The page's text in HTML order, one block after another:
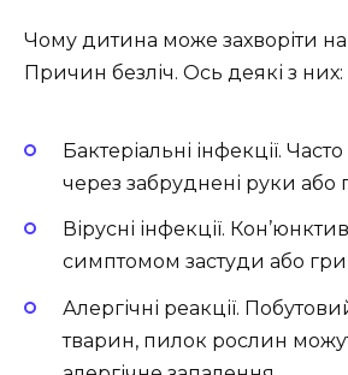
Чому дитина може захворіти на
Причин безліч. Ось деякі з них:
Бактеріальні інфекції.
через забруднені руки або
Вірусні інфекції.
симптомом застуди або
Алергічні реакції.
тварин, пилок рослин